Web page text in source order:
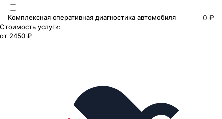
Комплексная оперативная диагностика автомобиля 0 ₽
Стоимость услуги:
от 2450 ₽